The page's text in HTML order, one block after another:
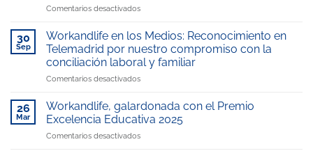
Comentarios desactivadosen
Escuela
Infantil
del
Hospital
Universitario
Juan
Carlos,
gestionada
por
30
Sep
Workandlife en los Medios: Reconocimiento en
Telemadrid por nuestro compromiso con la
conciliación laboral y familiar
Comentarios desactivadosen
en
los
Medios:
Reconocimiento
26
Mar
Workandlife, galardonada con el Premio
Excelencia Educativa 2025
Comentarios desactivadosen